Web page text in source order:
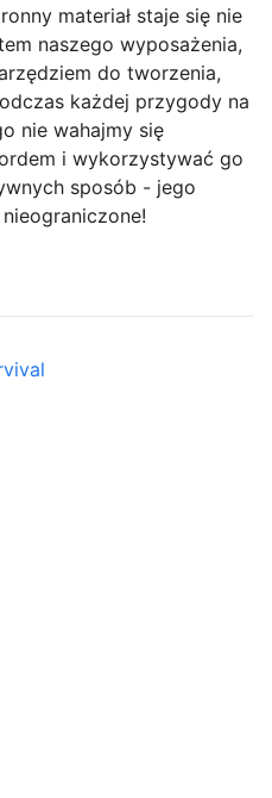
materiał staje się nie
naszego wyposażenia,
do tworzenia,
każdej przygody na
nie wahajmy się
i wykorzystywać go
sposób - jego